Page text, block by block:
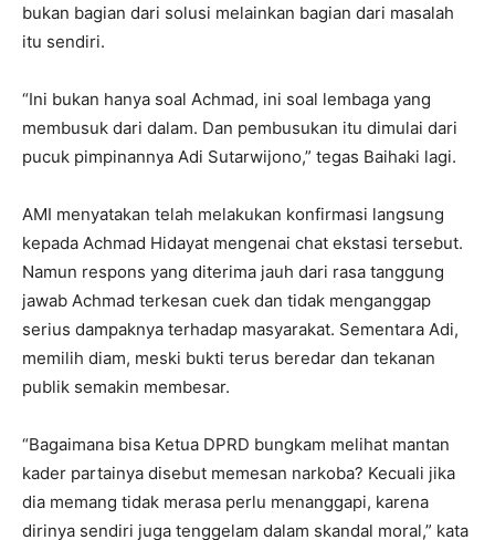
bukan bagian dari solusi melainkan bagian dari masalah
itu sendiri.
“Ini bukan hanya soal Achmad, ini soal lembaga yang
membusuk dari dalam. Dan pembusukan itu dimulai dari
pucuk pimpinannya Adi Sutarwijono,” tegas Baihaki lagi.
AMI menyatakan telah melakukan konfirmasi langsung
kepada Achmad Hidayat mengenai chat ekstasi tersebut.
Namun respons yang diterima jauh dari rasa tanggung
jawab Achmad terkesan cuek dan tidak menganggap
serius dampaknya terhadap masyarakat. Sementara Adi,
memilih diam, meski bukti terus beredar dan tekanan
publik semakin membesar.
“Bagaimana bisa Ketua DPRD bungkam melihat mantan
kader partainya disebut memesan narkoba? Kecuali jika
dia memang tidak merasa perlu menanggapi, karena
dirinya sendiri juga tenggelam dalam skandal moral,” kata